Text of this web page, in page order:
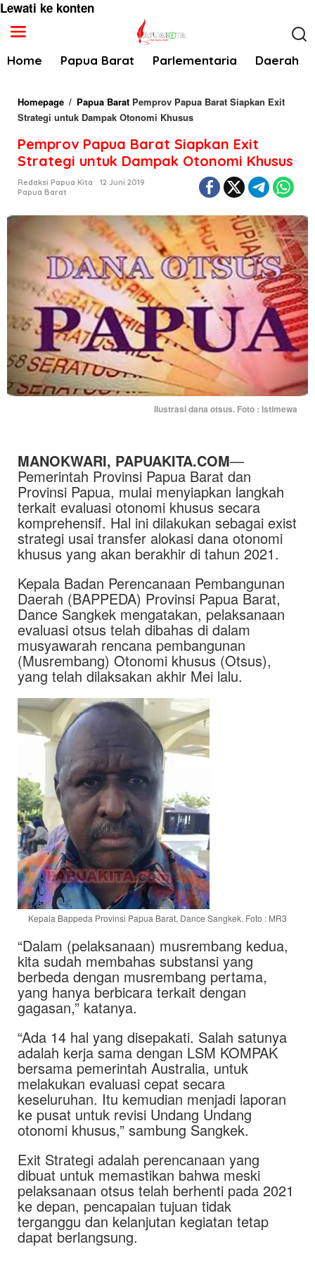
Lewati ke konten
Home Papua Barat Parlementaria Daerah
Homepage / Papua Barat Pemprov Papua Barat Siapkan Exit
Strategi untuk Dampak Otonomi Khusus
Pemprov Papua Barat Siapkan Exit
Strategi untuk Dampak Otonomi Khusus
Redaksi Papua Kita
12 Juni 2019
Papua Barat
Ilustrasi dana otsus. Foto : Istimewa
MANOKWARI, PAPUAKITA.COM—
Pemerintah Provinsi Papua Barat dan
Provinsi Papua, mulai menyiapkan langkah
terkait evaluasi otonomi khusus secara
komprehensif. Hal ini dilakukan sebagai exist
strategi usai transfer alokasi dana otonomi
khusus yang akan berakhir di tahun 2021.
Kepala Badan Perencanaan Pembangunan
Daerah (BAPPEDA) Provinsi Papua Barat,
Dance Sangkek mengatakan, pelaksanaan
evaluasi otsus telah dibahas di dalam
musyawarah rencana pembangunan
(Musrembang) Otonomi khusus (Otsus),
yang telah dilaksakan akhir Mei lalu.
Kepala Bappeda Provinsi Papua Barat, Dance Sangkek. Foto : MR3
“Dalam (pelaksanaan) musrembang kedua,
kita sudah membahas substansi yang
berbeda dengan musrembang pertama,
yang hanya berbicara terkait dengan
gagasan,” katanya.
“Ada 14 hal yang disepakati. Salah satunya
adalah kerja sama dengan LSM KOMPAK
bersama pemerintah Australia, untuk
melakukan evaluasi cepat secara
keseluruhan. Itu kemudian menjadi laporan
ke pusat untuk revisi Undang Undang
otonomi khusus,” sambung Sangkek.
Exit Strategi adalah perencanaan yang
dibuat untuk memastikan bahwa meski
pelaksanaan otsus telah berhenti pada 2021
ke depan, pencapaian tujuan tidak
terganggu dan kelanjutan kegiatan tetap
dapat berlangsung.